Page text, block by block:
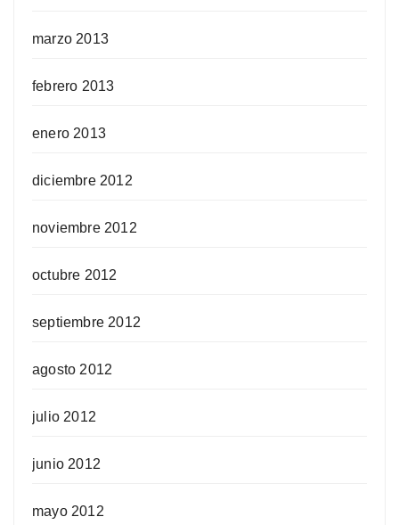
marzo 2013
febrero 2013
enero 2013
diciembre 2012
noviembre 2012
octubre 2012
septiembre 2012
agosto 2012
julio 2012
junio 2012
mayo 2012